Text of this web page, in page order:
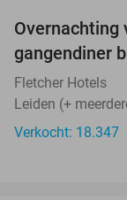
Overnachting
gangendiner
Fletcher Hotels
Leiden (+
Verkocht: 18.347